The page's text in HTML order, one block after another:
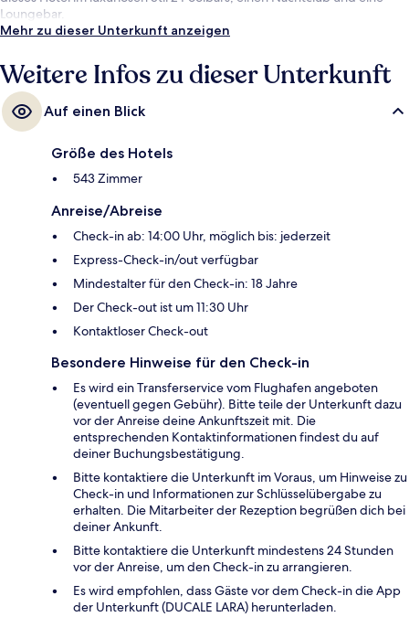
Loungebar.
Mehr zu dieser Unterkunft anzeigen
Weitere Infos zu dieser Unterkunft
Auf einen Blick
Größe des Hotels
543 Zimmer
Anreise/Abreise
Check-in ab: 14:00 Uhr, möglich bis: jederzeit
Express-Check-in/out verfügbar
Mindestalter für den Check-in: 18 Jahre
Der Check-out ist um 11:30 Uhr
Kontaktloser Check-out
Besondere Hinweise für den Check-in
Es wird ein Transferservice vom Flughafen angeboten
(eventuell gegen Gebühr). Bitte teile der Unterkunft dazu
vor der Anreise deine Ankunftszeit mit. Die
entsprechenden Kontaktinformationen findest du auf
deiner Buchungsbestätigung.
Bitte kontaktiere die Unterkunft im Voraus, um Hinweise zu
Check-in und Informationen zur Schlüsselübergabe zu
erhalten. Die Mitarbeiter der Rezeption begrüßen dich bei
deiner Ankunft.
Bitte kontaktiere die Unterkunft mindestens 24 Stunden
vor der Anreise, um den Check-in zu arrangieren.
Es wird empfohlen, dass Gäste vor dem Check-in die App
der Unterkunft (DUCALE LARA) herunterladen.